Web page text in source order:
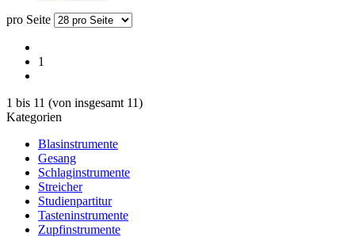
pro Seite
1
1 bis 11 (von insgesamt 11)
Kategorien
Blasinstrumente
Gesang
Schlaginstrumente
Streicher
Studienpartitur
Tasteninstrumente
Zupfinstrumente